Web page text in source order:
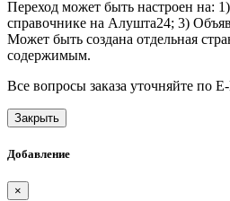
Переход может быть настроен на:
справочнике на Алушта24; 3)
Может быть создана отдельная
содержимым.
Все вопросы заказа уточняйте по
Закрыть
Добавление
×